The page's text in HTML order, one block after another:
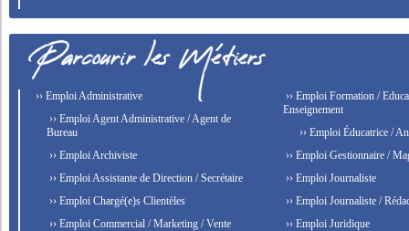
›› Emploi Administrative
›› Emploi Agent Administrative / Agent de
Bureau
›› Emploi Archiviste
›› Emploi Assistante de Direction / Secrétaire
›› Emploi Chargé(e)s Clientèles
›› Emploi Commercial / Marketing / Vente
›› Emploi Formation /
Enseignement
›› Emploi Éducatrice /
›› Emploi Gestionnaire /
›› Emploi Journaliste
›› Emploi Journaliste /
›› Emploi Juridique